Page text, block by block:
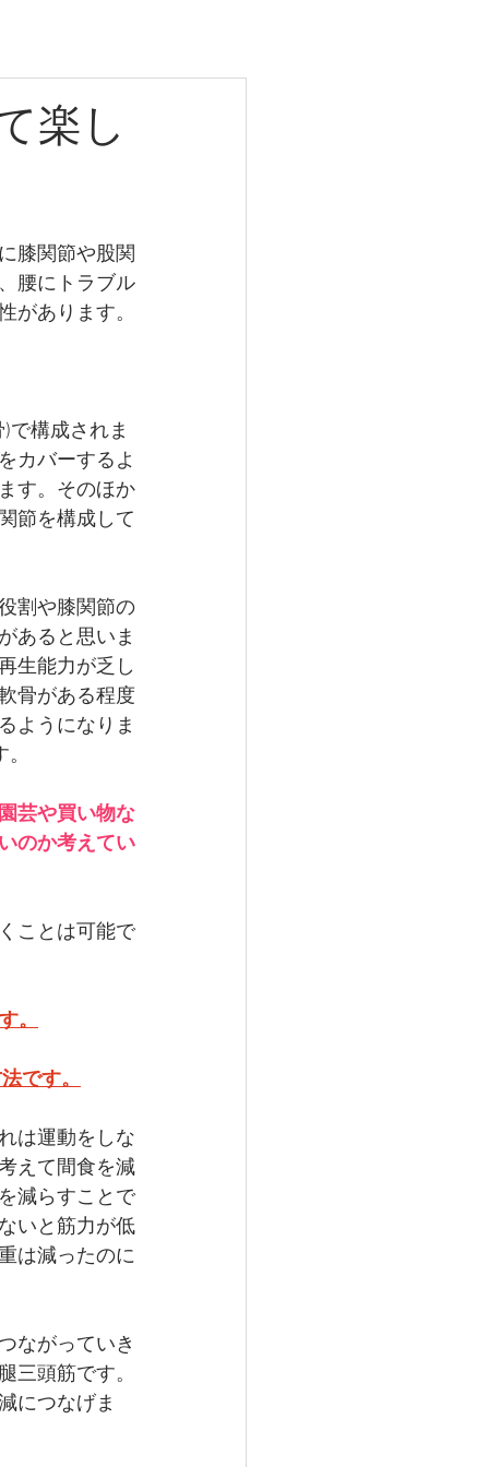
楽し
膝関節や股関
腰にトラブル
があります。
構成されま
カバーするよ
す。そのほか
節を構成して
割や膝関節の
あると思いま
生能力が乏し
骨がある程度
ようになりま
芸や買い物な
のか考えてい
ことは可能で
。
です。
は運動をしな
えて間食を減
減らすことで
いと筋力が低
は減ったのに
ながっていき
三頭筋です。
につなげま